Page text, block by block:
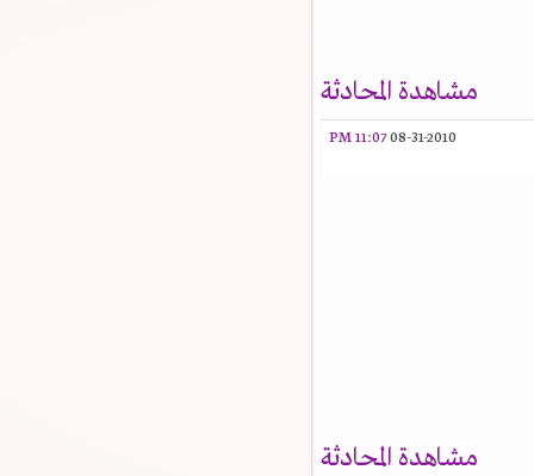
مشاهدة المحادثة
08-31-2010
11:07 PM
مشاهدة المحادثة